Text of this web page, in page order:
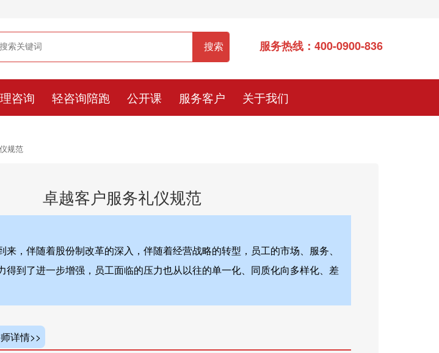
服务热线：400-0900-836
咨询 轻咨询陪跑 公开课 服务客户 关于我们
规范
卓越客户服务礼仪规范
来，伴随着股份制改革的深入，伴随着经营战略的转型，员工的市场、服务、
得到了进一步增强，员工面临的压力也从以往的单一化、同质化向多样化、差
详情>>